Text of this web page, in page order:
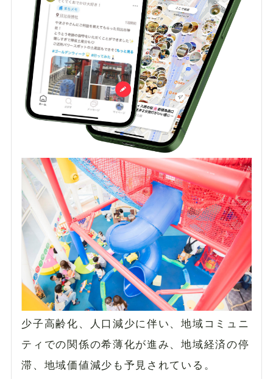
少子高齢化、人口減少に伴い、地域コミュニ
ティでの関係の希薄化が進み、地域経済の停
滞、地域価値減少も予見されている。